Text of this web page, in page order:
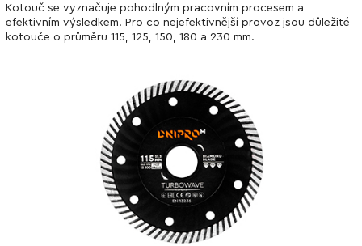
Kotouč se vyznačuje pohodlným pracovním procesem a
efektivním výsledkem. Pro co nejefektivnější provoz jsou důležité
kotouče o průměru 115, 125, 150, 180 a 230 mm.